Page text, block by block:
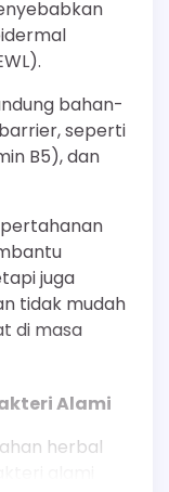
bahan-
seperti
B5), dan
juga
tidak mudah
di masa
Alami
herbal